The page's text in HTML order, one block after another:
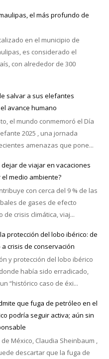
el más profundo de
en el municipio de
es considerado el
con alrededor de 300
salvar a sus elefantes
avance humano
el mundo conmemoró el Día
2025 , una jornada
amenazas que pone...
dejar de viajar en vacaciones
medio ambiente?
con cerca del 9 % de las
de gases de efecto
crisis climática, viaj...
protección del lobo ibérico: de
crisis de conservación
y protección del lobo ibérico
había sido erradicado,
“histórico caso de éxi...
que fuga de petróleo en el
podría seguir activa; aún sin
México, Claudia Sheinbaum ,
descartar que la fuga de